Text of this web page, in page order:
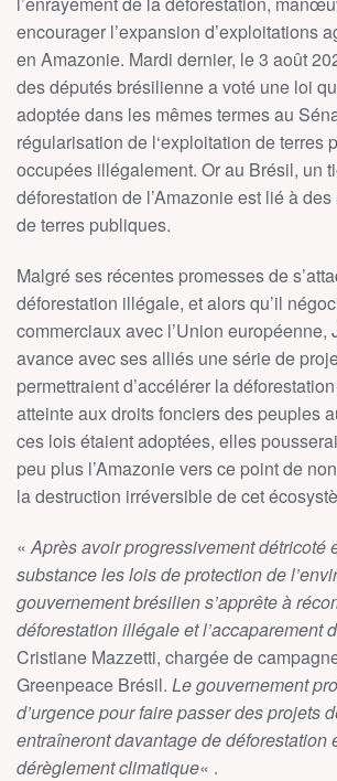
encourager l’expansion d’exploitations
en Amazonie. Mardi dernier, le 3 août
des députés brésilienne a voté une loi
adoptée dans les mêmes termes au
régularisation de l‘exploitation de terres
occupées illégalement. Or au Brésil, un
déforestation de l’Amazonie est lié à
de terres publiques.
Malgré ses récentes promesses de
déforestation illégale, et alors qu’il
commerciaux avec l’Union européenne,
avance avec ses alliés une série de
permettraient d’accélérer la
atteinte aux droits fonciers des peuples
ces lois étaient adoptées, elles
peu plus l’Amazonie vers ce point de
la destruction irréversible de cet
«Après avoir progressivement détricoté
substance les lois de protection de
gouvernement brésilien s’apprête à
déforestation illégale et l’accaparement
Cristiane Mazzetti, chargée de
Greenpeace Brésil. Le gouvernement
d’urgence pour faire passer des projets
entraîneront davantage de déforestation
dérèglement climatique« .